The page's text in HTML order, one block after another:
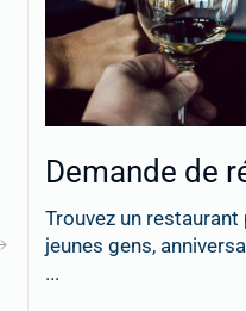
Demande de
Trouvez un
jeunes gens,
...